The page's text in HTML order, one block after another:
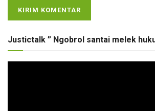
Justictalk ” Ngobrol santai melek